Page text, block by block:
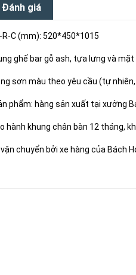
Đánh giá
C (mm): 520*450*1015
ghế bar gỗ ash, tựa lưng và mặt
sơn màu theo yêu cầu (tự
phẩm: hàng sản xuất tại xưởng
hành khung chân bàn 12 tháng,
vận chuyển bởi xe hàng của Bách